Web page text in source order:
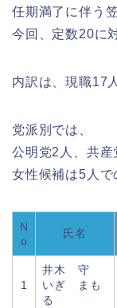
任期満了に伴う
今回、定数20に
内訳は、現職17
党派別では、
公明党2人、共産
女性候補は5人で
N
o
氏名
1
井木 守
いぎ まも
る